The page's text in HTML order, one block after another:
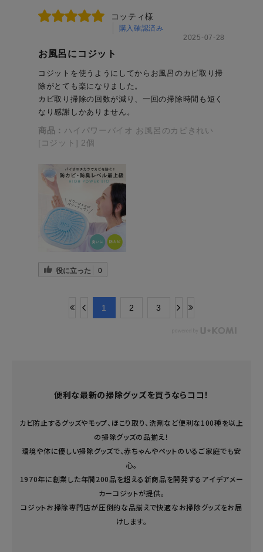
コッティ様
購入確認済み
2025-07-28
お風呂にコジット
コジットを使うようにしてからお風呂のカビ取り掃
除がとても楽になりました。
カビ取り掃除の回数が減り、一回の掃除時間も短く
なり感謝しかありません。
商品： ハイパワーバイオ お風呂のカビきれい
[コジット] 2個
役に立った 0
​1 ​2 ​3
便利な最新の掃除グッズを買うならココ！
カビ防止するグッズやモップ、ほこり取り、洗剤など便利な100種を以上
の掃除グッズの品揃え！
環境や体に優しい掃除グッズで、赤ちゃんやペットのいるご家庭でも安
心。
1970年に創業した年間200品を超える新商品を開発するアイデアメー
カーコジットが提供。
コジットお掃除専門店が圧倒的な品揃えで快適なお掃除グッズをお届
けします。